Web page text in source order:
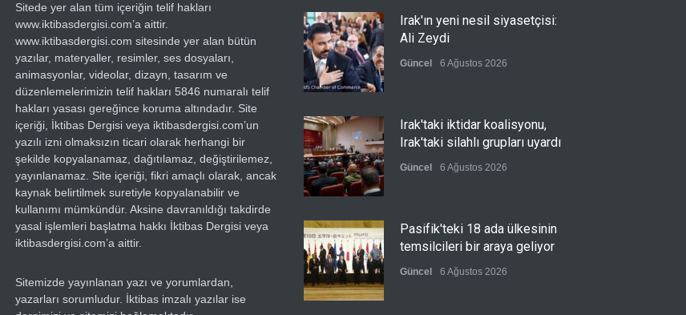
Sitede yer alan tüm içeriğin telif hakları
www.iktibasdergisi.com’a aittir.
www.iktibasdergisi.com sitesinde yer alan bütün
yazılar, materyaller, resimler, ses dosyaları,
animasyonlar, videolar, dizayn, tasarım ve
düzenlemelerimizin telif hakları 5846 numaralı telif
hakları yasası gereğince koruma altındadır. Site
içeriği, İktibas Dergisi veya iktibasdergisi.com’un
yazılı izni olmaksızın ticari olarak herhangi bir
şekilde kopyalanamaz, dağıtılamaz, değiştirilemez,
yayınlanamaz. Site içeriği, fikri amaçlı olarak, ancak
kaynak belirtilmek suretiyle kopyalanabilir ve
kullanımı mümkündür. Aksine davranıldığı takdirde
yasal işlemleri başlatma hakkı İktibas Dergisi veya
iktibasdergisi.com’a aittir.
Sitemizde yayınlanan yazı ve yorumlardan,
yazarları sorumludur. İktibas imzalı yazılar ise
Irak'ın yeni nesil siyasetçisi:
Ali Zeydi
Güncel 6 Ağustos 2026
Irak'taki iktidar koalisyonu,
Irak'taki silahlı grupları uyardı
Güncel 6 Ağustos 2026
Pasifik'teki 18 ada ülkesinin
temsilcileri bir araya geliyor
Güncel 6 Ağustos 2026